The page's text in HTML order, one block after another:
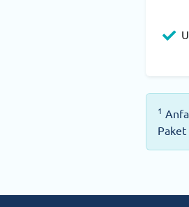
1
Paket